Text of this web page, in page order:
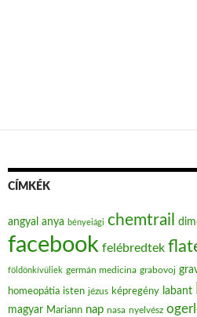
CÍMKÉK
angyal anya bényeiági chemtrail
facebook felébredtek
földönkívüliek germán medicina grabovoj
homeopátia isten jézus képregény labant
magyar Mariann nap nasa nyelvész